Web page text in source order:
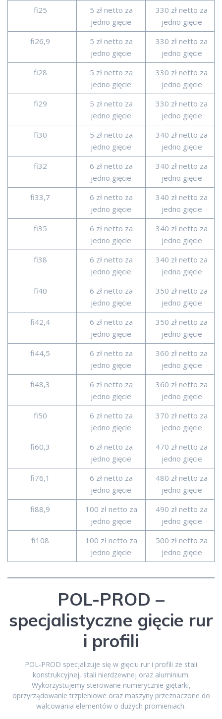
fi25
5 zł netto za
jedno gięcie
330 zł netto za
jedno gięcie
fi26,9
5 zł netto za
jedno gięcie
330 zł netto za
jedno gięcie
fi28
5 zł netto za
jedno gięcie
330 zł netto za
jedno gięcie
fi29
5 zł netto za
jedno gięcie
330 zł netto za
jedno gięcie
fi30
5 zł netto za
jedno gięcie
340 zł netto za
jedno gięcie
fi32
6 zł netto za
jedno gięcie
340 zł netto za
jedno gięcie
fi33,7
6 zł netto za
jedno gięcie
340 zł netto za
jedno gięcie
fi35
6 zł netto za
jedno gięcie
340 zł netto za
jedno gięcie
fi38
6 zł netto za
jedno gięcie
340 zł netto za
jedno gięcie
fi40
6 zł netto za
jedno gięcie
350 zł netto za
jedno gięcie
fi42,4
6 zł netto za
jedno gięcie
350 zł netto za
jedno gięcie
fi44,5
6 zł netto za
jedno gięcie
360 zł netto za
jedno gięcie
fi48,3
6 zł netto za
jedno gięcie
360 zł netto za
jedno gięcie
fi50
6 zł netto za
jedno gięcie
370 zł netto za
jedno gięcie
fi60,3
6 zł netto za
jedno gięcie
470 zł netto za
jedno gięcie
fi76,1
6 zł netto za
jedno gięcie
480 zł netto za
jedno gięcie
fi88,9
100 zł netto za
jedno gięcie
490 zł netto za
jedno gięcie
fi108
100 zł netto za
jedno gięcie
500 zł netto za
jedno gięcie
POL-PROD –
specjalistyczne gięcie rur
i profili
POL-PROD specjalizuje się w gięciu rur i profili ze stali
konstrukcyjnej, stali nierdzewnej oraz aluminium.
Wykorzystujemy sterowane numerycznie giętarki,
oprzyrządowanie trzpieniowe oraz maszyny przeznaczone do
walcowania elementów o dużych promieniach.